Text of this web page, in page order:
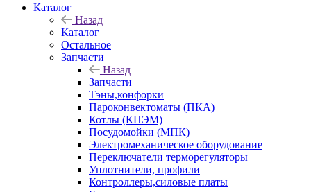
Каталог
Назад
Каталог
Остальное
Запчасти
Назад
Запчасти
Тэны,конфорки
Пароконвектоматы (ПКА)
Котлы (КПЭМ)
Посудомойки (МПК)
Электромеханическое оборудование
Переключатели терморегуляторы
Уплотнители, профили
Контроллеры,силовые платы